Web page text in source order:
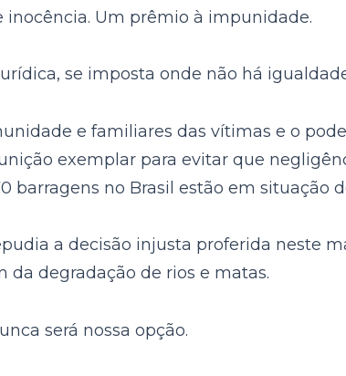
Um prêmio à impunidade.
se imposta onde não há
e familiares das vítimas e o
exemplar para evitar que
no Brasil estão em situação
a decisão injusta proferida neste
degradação de rios e matas.
será nossa opção.